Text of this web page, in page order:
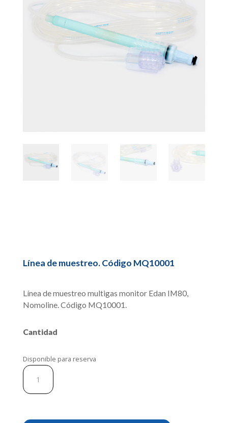
Línea de muestreo. Código MQ10001
Línea de muestreo multigas monitor Edan IM80,
Nomoline. Código MQ10001.
Cantidad
Disponible para reserva
Línea
muestreo.
MQ10001